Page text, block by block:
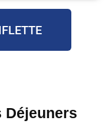
Déjeuners